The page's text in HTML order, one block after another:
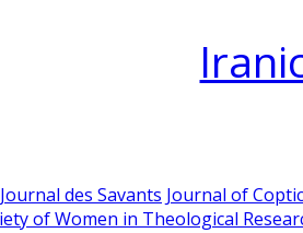
Journal des Savants Journal of
of Women in Theological